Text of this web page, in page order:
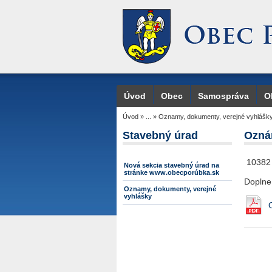
Úvod Obec Samospráva
Úvod » » Oznamy, dokumenty, verejné
Stavebný úrad
Nová sekcia stavebný úrad na
stránke www.obecporúbka.sk
Oznamy, dokumenty, verejné
vyhlášky